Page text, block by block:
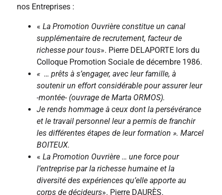
nos Entreprises :
« La Promotion Ouvrière constitue un canal
supplémentaire de recrutement, facteur de
richesse pour tous». Pierre DELAPORTE lors du
Colloque Promotion Sociale de décembre 1986.
« … prêts à s’engager, avec leur famille, à
soutenir un effort considérable pour assurer leur
-montée- (ouvrage de Marta ORMOS).
Je rends hommage à ceux dont la persévérance
et le travail personnel leur a permis de franchir
les différentes étapes de leur formation ». Marcel
BOITEUX.
« La Promotion Ouvrière … une force pour
l’entreprise par la richesse humaine et la
diversité des expériences qu’elle apporte au
corps de décideurs». Pierre DAURÈS.